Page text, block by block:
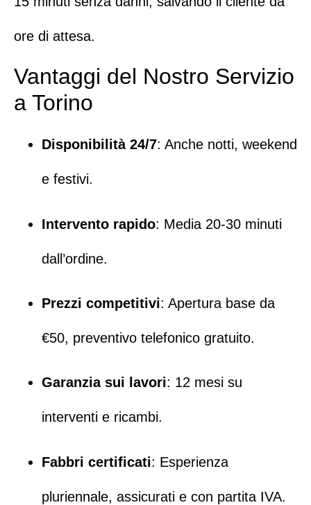
ore di attesa.
Vantaggi del Nostro Servizio
a Torino
Disponibilità 24/7: Anche notti, weekend
e festivi.
Intervento rapido: Media 20-30 minuti
dall’ordine.
Prezzi competitivi: Apertura base da
€50, preventivo telefonico gratuito.
Garanzia sui lavori: 12 mesi su
interventi e ricambi.
Fabbri certificati: Esperienza
pluriennale, assicurati e con partita IVA.